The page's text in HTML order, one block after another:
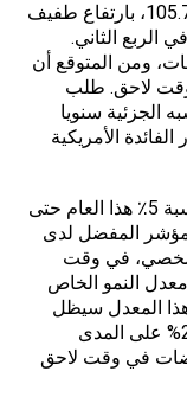
سلة من ست عملات أخرى يتداول عند 105.705، بارتفاع طفيف
ويتجه نحو ارتفاع بنسبة 1.5% في الربع الثاني.
ومن المتوقع أن
وقت لاحق. طلب
الجزئية سنويا
الأمريكية
سجل الدولار ارتفاعًا في المؤشر دفاعيًا بنسبة 5٪ هذا العام حتى
المفضل لدى
في وقت
النمو الخاص
هذا المعدل سيظل
أعلى من هدف الاحتياطي الفيدرالي البالغ 2% على المدى
في وقت لاحق